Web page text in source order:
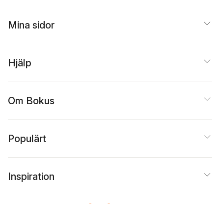
Mina sidor
Hjälp
Om Bokus
Populärt
Inspiration